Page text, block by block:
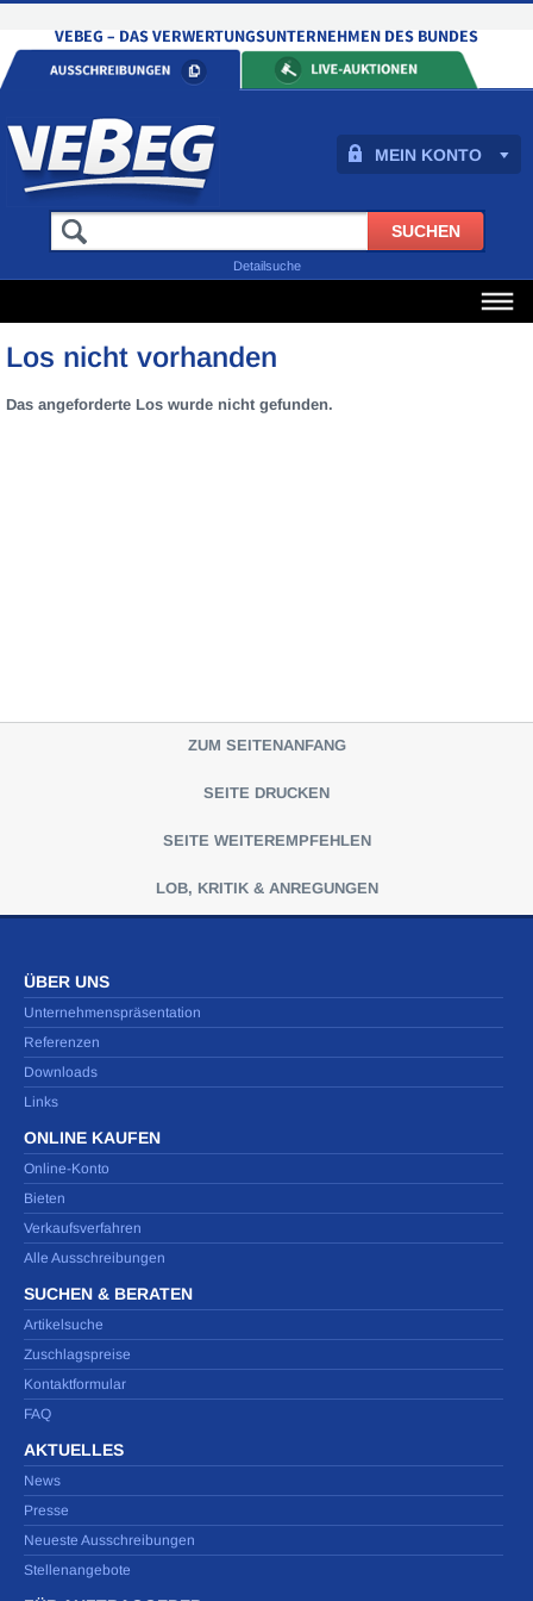
MEIN KONTO
Detailsuche
Los nicht vorhanden
Das angeforderte Los wurde nicht gefunden.
ZUM SEITENANFANG
SEITE DRUCKEN
SEITE WEITEREMPFEHLEN
LOB, KRITIK & ANREGUNGEN
ÜBER UNS
Unternehmenspräsentation
Referenzen
Downloads
Links
ONLINE KAUFEN
Online-Konto
Bieten
Verkaufsverfahren
Alle Ausschreibungen
SUCHEN & BERATEN
Artikelsuche
Zuschlagspreise
Kontaktformular
FAQ
AKTUELLES
News
Presse
Neueste Ausschreibungen
Stellenangebote